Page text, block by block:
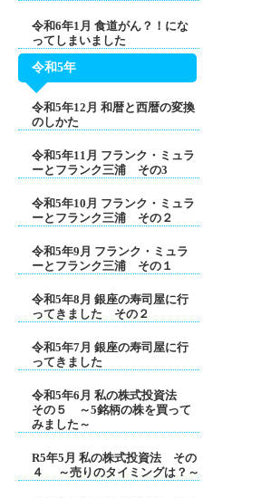
令和6年1月 食道がん？！にな
ってしまいました
令和5年
令和5年12月 和暦と西暦の変換
のしかた
令和5年11月 フランク・ミュラ
ーとフランク三浦 その3
令和5年10月 フランク・ミュラ
ーとフランク三浦 その２
令和5年9月 フランク・ミュラ
ーとフランク三浦 その１
令和5年8月 銀座の寿司屋に行
ってきました その２
令和5年7月 銀座の寿司屋に行
ってきました
令和5年6月 私の株式投資法
その５ ～5銘柄の株を買って
みました～
R5年5月 私の株式投資法 その
４ ～売りのタイミングは？～